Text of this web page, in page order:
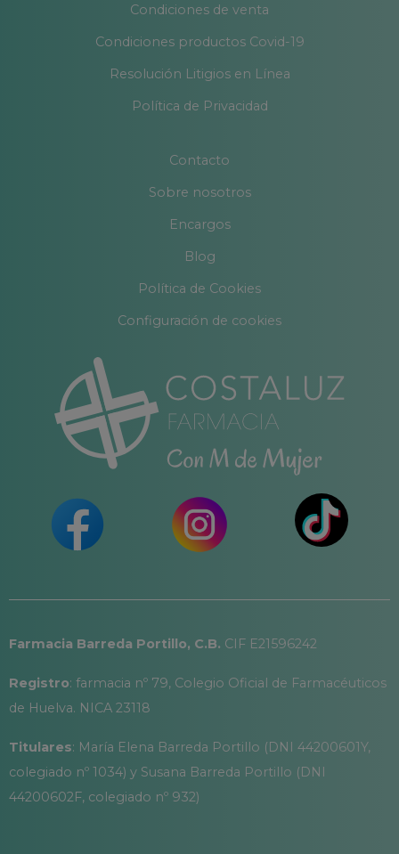
Condiciones de venta
Condiciones productos Covid-19
Resolución Litigios en Línea
Política de Privacidad
Contacto
Sobre nosotros
Encargos
Blog
Política de Cookies
Configuración de cookies
Farmacia Barreda Portillo, C.B. CIF E21596242
Registro: farmacia nº 79, Colegio Oficial de Farmacéuticos
de Huelva. NICA 23118
Titulares: María Elena Barreda Portillo (DNI 44200601Y,
colegiado nº 1034) y Susana Barreda Portillo (DNI
44200602F, colegiado nº 932)